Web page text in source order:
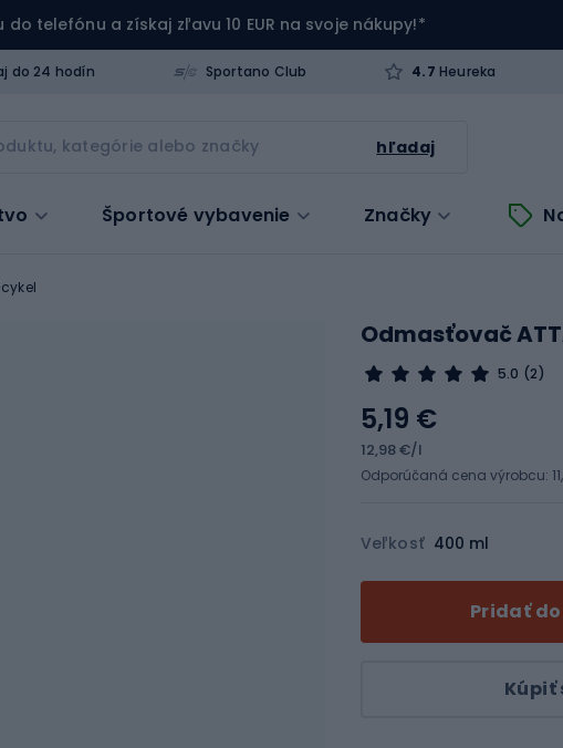
do telefónu a získaj zľavu 10 EUR na svoje nákupy!*
do 24 hodín Sportano Club 4.7 Heureka
hľadaj
Športové vybavenie Značky
Odmasťovač
5.0 (2)
Veľkosť 400 ml
Pridať
Kúpiť
5,19 €
12,98 €/l
Odporúčaná cena výrobcu: